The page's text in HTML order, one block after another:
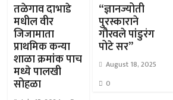
तळेगाव दाभाडे
मधील वीर
जिजामाता
प्राथमिक कन्या
शाळा क्रमांक पाच
मध्ये पालखी
सोहळा
“ज्ञानज्योती
पुरस्काराने
गौरवले पांडुरंग
पोटे सर”
August 18, 2025
0